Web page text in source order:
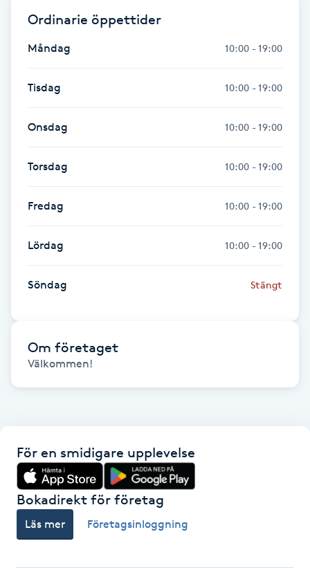
Frisör
Funktionsanalys
Färgning
Föning
Gel naglar
Gelenaglar
Gellack
Gravidmassage
Gravidyoga
Gua Sha-massage
Hatha Yoga
Ordinarie öppettider
Måndag 10:00 - 19:00
Tisdag 10:00 - 19:00
Onsdag 10:00 - 19:00
Torsdag 10:00 - 19:00
Fredag 10:00 - 19:00
Lördag 10:00 - 19:00
Söndag Stängt
Om företaget
Välkommen!
För en smidigare upplevelse
Bokadirekt för företag
Läs mer Företagsinloggning